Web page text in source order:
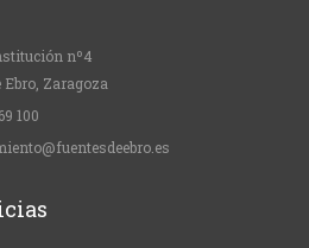
nº4
Zaragoza
100